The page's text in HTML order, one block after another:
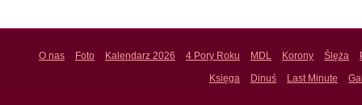
O nas Foto Kalendarz 2026 4 Pory Roku MDL Korony Ślęża
Księga
Dinuś Last Minute